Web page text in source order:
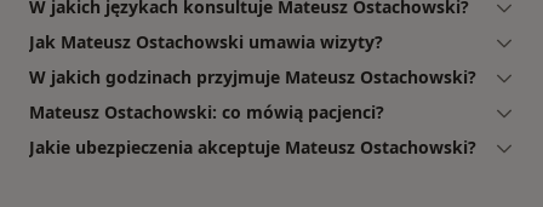
W jakich językach konsultuje Mateusz Ostachowski?
Jak Mateusz Ostachowski umawia wizyty?
W jakich godzinach przyjmuje Mateusz Ostachowski?
Mateusz Ostachowski: co mówią pacjenci?
Jakie ubezpieczenia akceptuje Mateusz Ostachowski?